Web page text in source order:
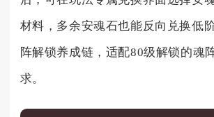
材料，多余安魂石也能反向兑换低
阵解锁养成链，适配80级解锁的魂
求。